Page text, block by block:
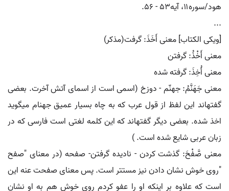
هود/سوره۱۱، آیه۵۳ - ۵۶.
...
[ویکی الکتاب] معنی أَخَذَ: گرفت(مذکر)
معنی أَخْذُ: گرفتن
معنی أُخِذَ: گرفته شده
معنی جَهَنَّمُ: جهنّم - دوزخ (اسمی است از اسمای آتش آخرت. بعضی
گفتهاند این لفظ از قول عرب که به چاه بسیار عمیق جهنام میگوید
اخذ شده. بعضی دیگر گفتهاند که این کلمه لغتی است فارسی که در
زبان عربی شایع شده است. )
معنی صَّفْحَ: گذشت کردن - نادیده گرفتن- صفحه (در معنای "صفح
"روی خوش نشان دادن نیز مستتر است. پس معنای صفحت عنه این
است که علاوه بر اینکه او را عفو کردم روی خوش هم به او نشان